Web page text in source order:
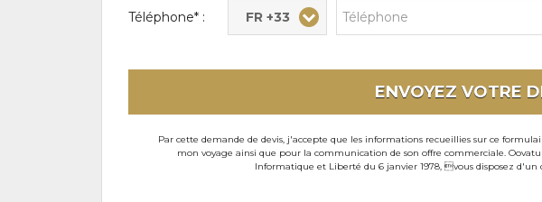
Téléphone* : FR +33
ENVOYEZ VOTRE
Par cette demande de devis, j'accepte que les informations recueillies sur ce
mon voyage ainsi que pour la communication de son offre commerciale.
Informatique et Liberté du 6 janvier 1978, vous disposez d'un